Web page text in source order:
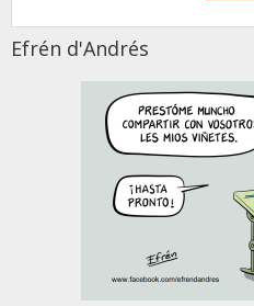
Efrén d'Andrés